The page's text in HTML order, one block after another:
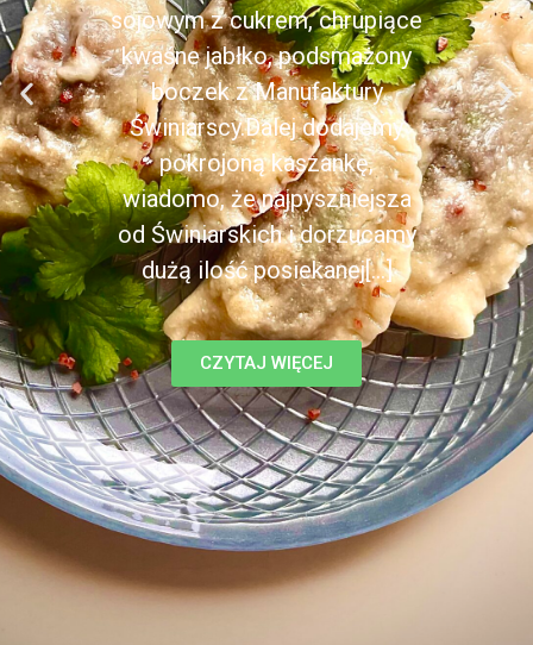
sojowym z cukrem, chrupiące
kwaśne jabłko, podsmażony
boczek z Manufaktury
Świniarscy.Dalej dodajemy
pokrojoną kaszankę,
wiadomo, że najpyszniejsza
od Świniarskich i dorzucamy
dużą ilość posiekanej[...]
CZYTAJ WIĘCEJ